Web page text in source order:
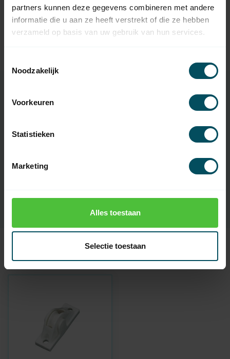
partners kunnen deze gegevens combineren met andere
informatie die u aan ze heeft verstrekt of die ze hebben
verzameld op basis van uw gebruik van hun services.
Noodzakelijk
Voorkeuren
Statistieken
Marketing
Alles toestaan
Selectie toestaan
SELVE
Selve Koordgeleider met 5,95
EAN Code
Recent bekeken